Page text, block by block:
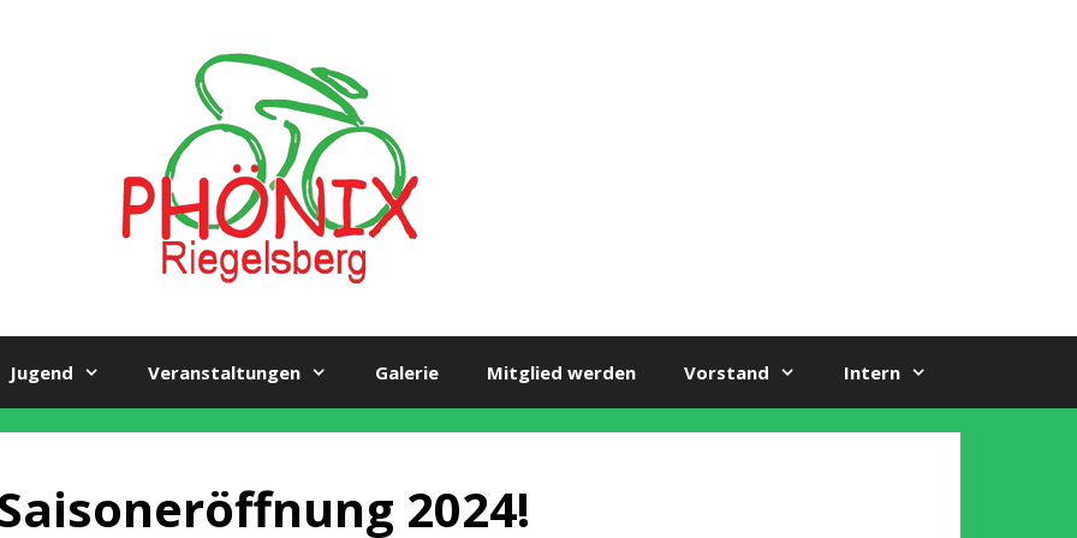
Jugend Veranstaltungen Galerie Mitglied werden Vorstand Intern
2024!